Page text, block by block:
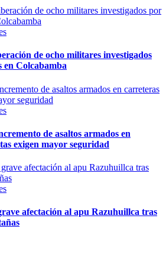
de ocho militares investigados
en Colcabamba
de asaltos armados en
exigen mayor seguridad
afectación al apu Razuhuillca tras